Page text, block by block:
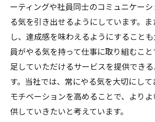
ーティングや社員同士のコミュニケー
る気を引き出せるようにしています。
し、達成感を味わえるようにすること
員がやる気を持って仕事に取り組むこ
足していただけるサービスを提供でき
す。当社では、常にやる気を大切にし
モチベーションを高めることで、より
供していきたいと考えています。